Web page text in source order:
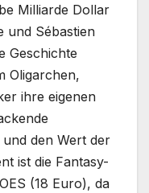
Milliarde Dollar
und Sébastien
Geschichte
Oligarchen,
ihre eigenen
den Wert der
ist die Fantasy-
(18 Euro), da